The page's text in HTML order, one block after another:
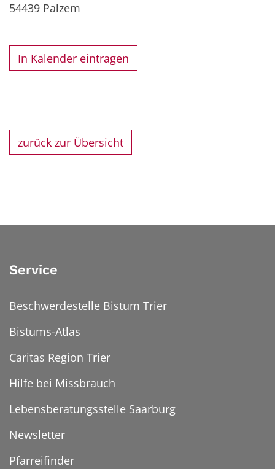
54439 Palzem
In Kalender eintragen
zurück zur Übersicht
Service
Beschwerdestelle Bistum Trier
Bistums-Atlas
Caritas Region Trier
Hilfe bei Missbrauch
Lebensberatungsstelle Saarburg
Newsletter
Pfarreifinder